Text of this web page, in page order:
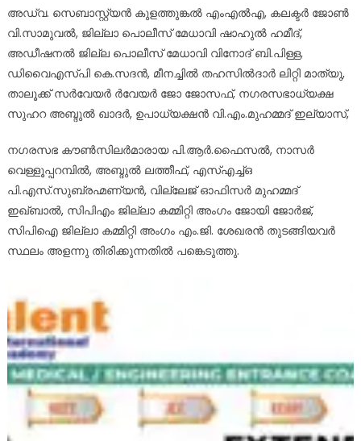
അഡ്വ. സെബാസ്റ്റ്യൻ കുളത്തുങ്കൽ എംഎൽഎ, കലക്ടർ ജോൺ
വി.സാമുവൽ, ജില്ലാ പൊലീസ് മേധാവി ഷാഹുൽ ഹമീദ്,
അഡീഷനൽ ജില്ല പൊലീസ് മേധാവി വിനോദ് ബി.പിള്ള,
ഡിവൈഎസ്പി കെ.സദൻ, മീനച്ചിൽ തഹസിൽദാർ ലിറ്റി മാത്യു,
താലൂക്ക് സർവേയർ ർവേയർ ജോ ജോസഫ്, നഗരസഭാധ്യക്ഷ
സുഹറ അബ്ദുൽ ഖാദർ, ഉപാധ്യക്ഷൻ വി.എം.മുഹമ്മദ് ഇല്യാസ്,
നഗരസഭ കൗൺസിലർമാരായ പി.ആർ.ഫൈസൽ, നാസർ
വെള്ളൂപ്പറമ്പിൽ, അബ്ദുൽ ലത്തീഫ്, എസ്എച്ച്ഒ
പി.എസ്.സുബ്രഹ്മണ്യൻ, വില്ലേജ് ഓഫിസർ മുഹമ്മദ്
ഇഖ്ബാൽ, സിപിഎം ജില്ലാ കമ്മിറ്റി അംഗം ജോയി ജോർജ്,
സിപിഐ ജില്ലാ കമ്മിറ്റി അംഗം എം.ജി. ശേഖരൻ തുടങ്ങിയവർ
സ്ഥലം അളന്നു തിരിക്കുന്നതിൽ പങ്കെടുത്തു.